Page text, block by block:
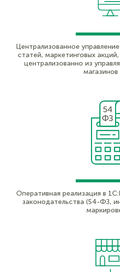
Централизованное
статей, маркетинговых
централизованно из
магазинов
Оперативная реализация в
законодательства (54-ФЗ,